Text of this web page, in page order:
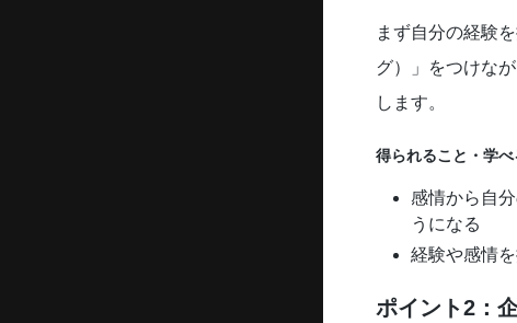
まず自分の経験
グ）」をつけな
します。
得られること・学べ
感情から自
うになる
経験や感情
ポイント2：